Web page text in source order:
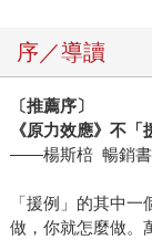
序／導讀
〔推薦序〕
《原力效應》不「
——楊斯棓 暢銷書
「援例」的其中
做，你就怎麼做。